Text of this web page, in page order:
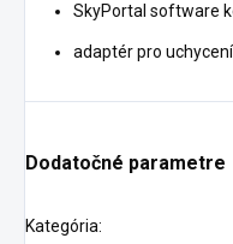
SkyPortal software
adaptér pro
Dodatočné parametre
Kategória: